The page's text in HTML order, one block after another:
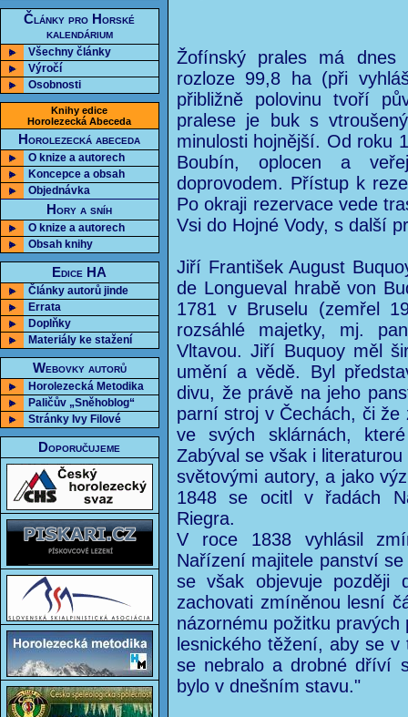
Články pro Horské
kalendárium
Všechny články
Výročí
Osobnosti
Knihy edice
Horolezecká Abeceda
Horolezecká abeceda
O knize a autorech
Koncepce a obsah
Objednávka
Hory a sníh
O knize a autorech
Obsah knihy
Edice HA
Články autorů jinde
Errata
Doplňky
Materiály ke stažení
Webovky autorů
Horolezecká Metodika
Paličův „Sněhoblog“
Stránky Ivy Filové
Doporučujeme
Žofínský prales má
rozloze 99,8 ha (při
přibližně polovinu tvoří
pralese je buk s
minulosti hojnější. Od roku
Boubín, oplocen a
doprovodem. Přístup k
Po okraji rezervace vede
Vsi do Hojné Vody, s další
Jiří František August
de Longueval hrabě von
1781 v Bruselu (zemřel
rozsáhlé majetky, mj.
Vltavou. Jiří Buquoy měl
umění a vědě. Byl
divu, že právě na jeho
parní stroj v Čechách, či
ve svých sklárnách,
Zabýval se však i
světovými autory, a jako
1848 se ocitl v řadách
Riegra.
V roce 1838 vyhlásil
Nařízení majitele panství
se však objevuje později
zachovati zmíněnou lesní
názornému požitku
lesnického těžení, aby se
se nebralo a drobné dříví
bylo v dnešním stavu."